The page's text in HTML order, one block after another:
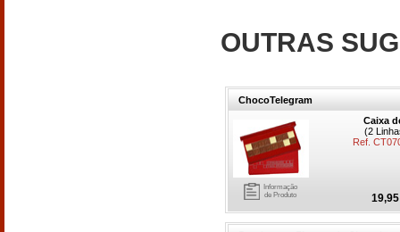
OUTRAS
ChocoTelegram
Informação
de Produto
Caixa
(2
Ref.